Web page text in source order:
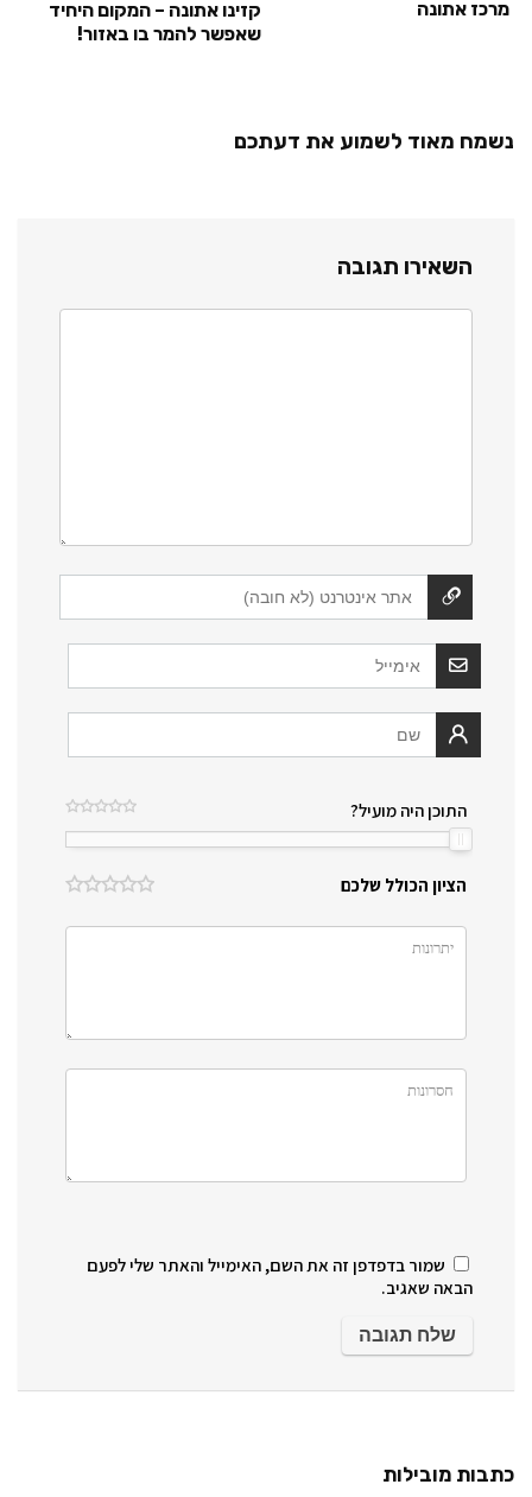
מרכז אתונה
קזינו אתונה – המקום היחיד
שאפשר להמר בו באזור!
נשמח מאוד לשמוע את דעתכם
השאירו תגובה
התוכן היה מועיל?
הציון הכולל שלכם
שמור בדפדפן זה את השם, האימייל והאתר שלי לפעם
הבאה שאגיב.
כתבות מובילות